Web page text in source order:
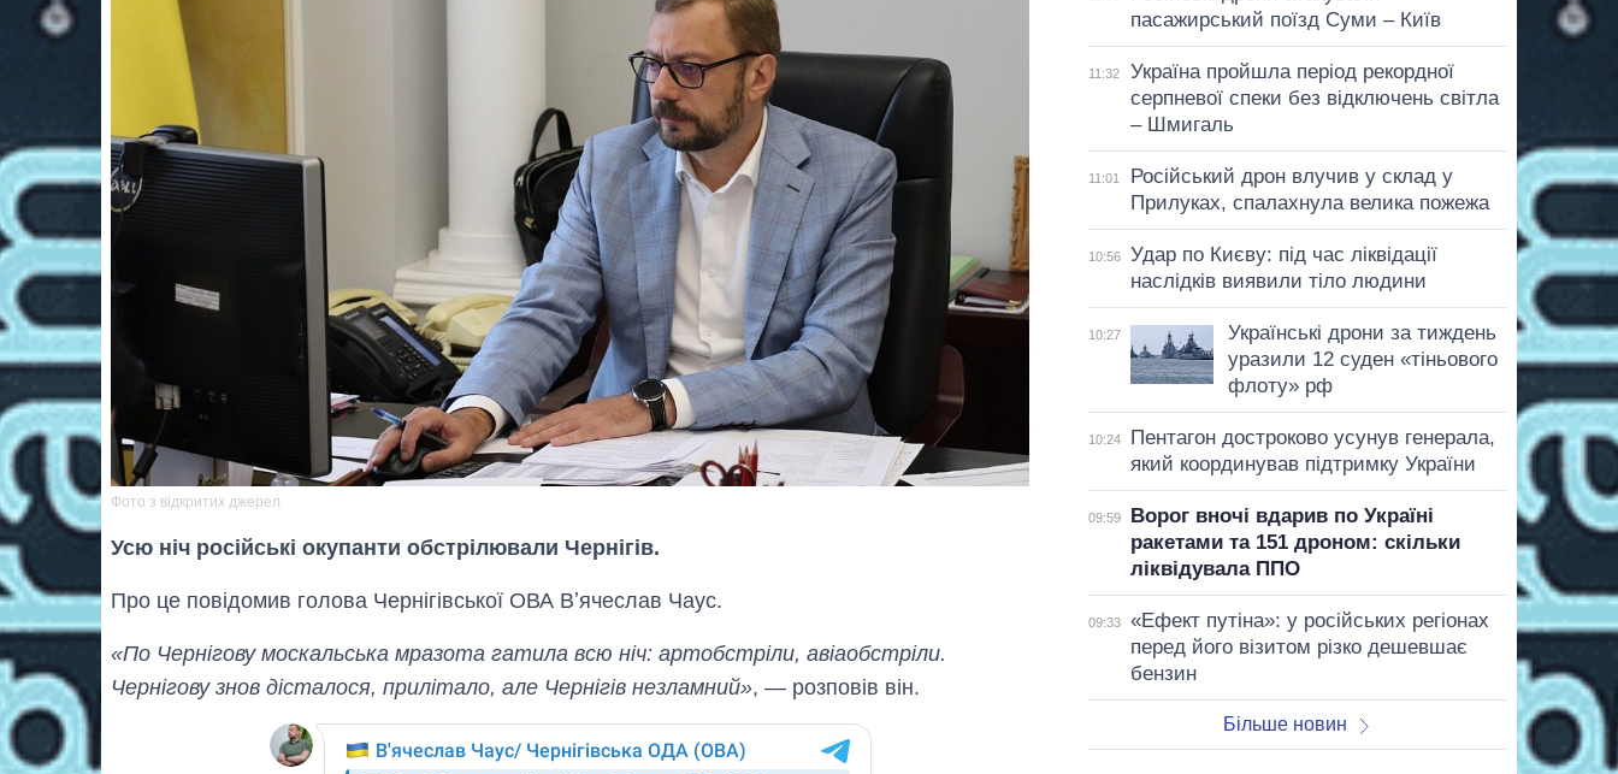
Фото з відкритих джерел
Усю ніч російські окупанти обстрілювали Чернігів.
Про це повідомив голова Чернігівської ОВА Вʼячеслав Чаус.
«По Чернігову москальська мразота гатила всю ніч: артобстріли, авіаобстріли.
Чернігову знов дісталося, прилітало, але Чернігів незламний», — розповів він.
пасажирський поїзд Суми – Київ
11:32
Україна пройшла період рекордної
серпневої спеки без відключень світла
– Шмигаль
11:01
Російський дрон влучив у склад у
Прилуках, спалахнула велика пожежа
10:56
Удар по Києву: під час ліквідації
наслідків виявили тіло людини
10:27
Українські дрони за тиждень
уразили 12 суден «тіньового
флоту» рф
10:24
Пентагон достроково усунув генерала,
який координував підтримку України
09:59
Ворог вночі вдарив по Україні
ракетами та 151 дроном: скільки
ліквідувала ППО
09:33
«Ефект путіна»: у російських регіонах
перед його візитом різко дешевшає
бензин
Більше новин